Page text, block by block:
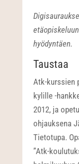
hyödyntäen.
Taustaa
Atk-kurssien
kylille -
2012, ja
ohjauksena
Tietotupa.
”Atk-